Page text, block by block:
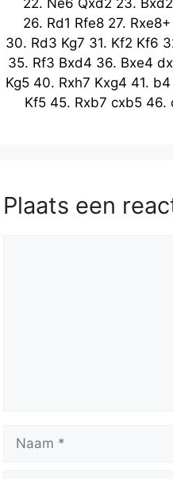
26. Rd1 Rfe8 27. Rxe8+
30. Rd3 Kg7 31. Kf2 Kf6
35. Rf3 Bxd4 36. Bxe4
Kg5 40. Rxh7 Kxg4 41. b4
Kf5 45. Rxb7 cxb5 46.
Plaats een